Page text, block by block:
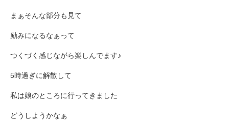
まぁそんな部分も見て
励みになるなぁって
つくづく感じながら楽しんでます♪
5時過ぎに解散して
私は娘のところに行ってきました
どうしようかなぁ